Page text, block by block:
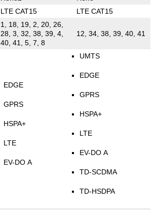
LTE CAT15 LTE CAT15
1, 18, 19, 2, 20, 26,
28, 3, 32, 38, 39, 4,
40, 41, 5, 7, 8
12, 34, 38, 39, 40, 41
EDGE
GPRS
HSPA+
LTE
EV-DO A
UMTS
EDGE
GPRS
HSPA+
LTE
EV-DO A
TD-SCDMA
TD-HSDPA